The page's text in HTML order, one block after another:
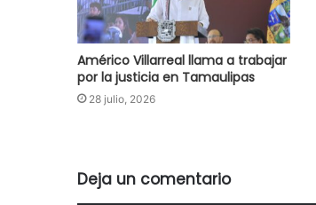
Américo Villarreal llama a trabajar
por la justicia en Tamaulipas
28 julio, 2026
Deja un comentario